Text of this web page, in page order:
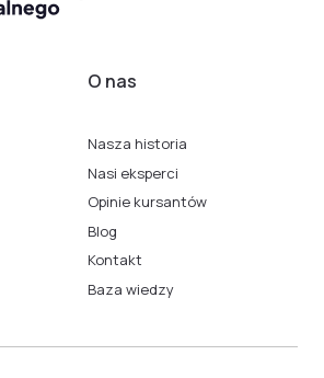
O nas
Nasza historia
Nasi eksperci
Opinie kursantów
Blog
Kontakt
Baza wiedzy